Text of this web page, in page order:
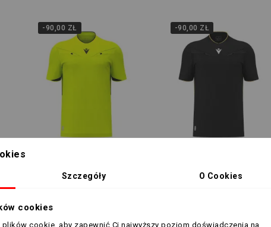
-90,00 ZŁ
Macron Mendez Eco
-90,00 ZŁ
Sędziowska Macron
Szczegóły O Cookies
cookies
plików cookie, aby zapewnić Ci najwyższy poziom doświadczenia na